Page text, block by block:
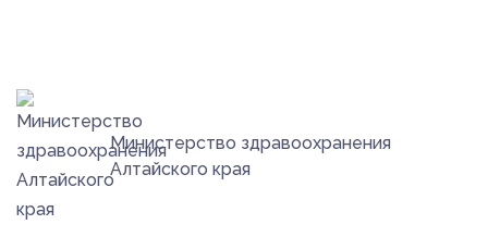
Министерство здравоохранения
Алтайского края